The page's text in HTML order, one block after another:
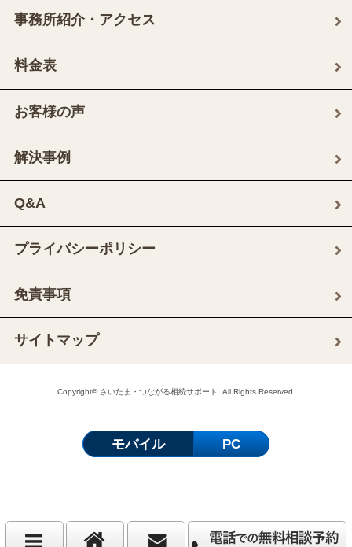
事務所紹介・アクセス
料金表
お客様の声
解決事例
Q&A
プライバシーポリシー
免責事項
サイトマップ
Copyright© さいたま・つながる相続サポート. All Rights Reserved.
モバイル PC